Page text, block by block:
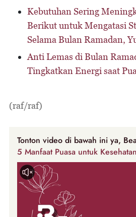
Kebutuhan Sering
Berikut untuk Mengatasi
Selama Bulan Ramadan,
Anti Lemas di Bulan
Tingkatkan Energi saat
(raf/raf)
Tonton video di bawah ini ya,
5 Manfaat Puasa untuk